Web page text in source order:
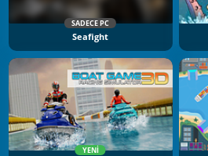
SADECE PC
Seafight
YENI